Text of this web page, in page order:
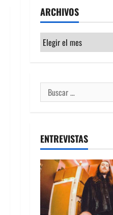
ARCHIVOS
Archivos
Buscar:
ENTREVISTAS